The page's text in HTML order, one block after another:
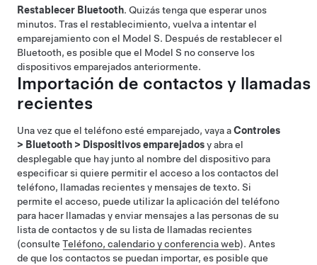
Restablecer Bluetooth. Quizás tenga que esperar unos
minutos. Tras el restablecimiento, vuelva a intentar el
emparejamiento con el Model S. Después de restablecer el
Bluetooth, es posible que el Model S no conserve los
dispositivos emparejados anteriormente.
Importación de contactos y llamadas
recientes
Una vez que el teléfono esté emparejado, vaya aControles
> Bluetooth > Dispositivos emparejadosy abra el
desplegable que hay junto al nombre del dispositivo para
especificar si quiere permitir el acceso a los contactos del
teléfono, llamadas recientes y mensajes de texto. Si
permite el acceso, puede utilizar la aplicación del teléfono
para hacer llamadas y enviar mensajes a las personas de su
lista de contactos y de su lista de llamadas recientes
(consulte Teléfono, calendario y conferencia web). Antes
de que los contactos se puedan importar, es posible que